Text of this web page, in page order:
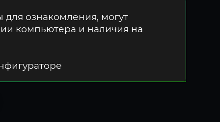
ознакомления, могут
компьютера и наличия на